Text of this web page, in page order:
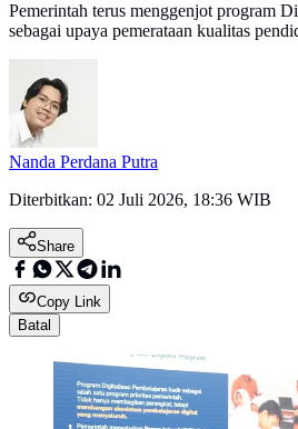
Pemerintah terus menggenjot program
sebagai upaya pemerataan kualitas
Nanda Perdana Putra
Diterbitkan: 02 Juli 2026, 18:36 WIB
Share
Copy Link
Batal